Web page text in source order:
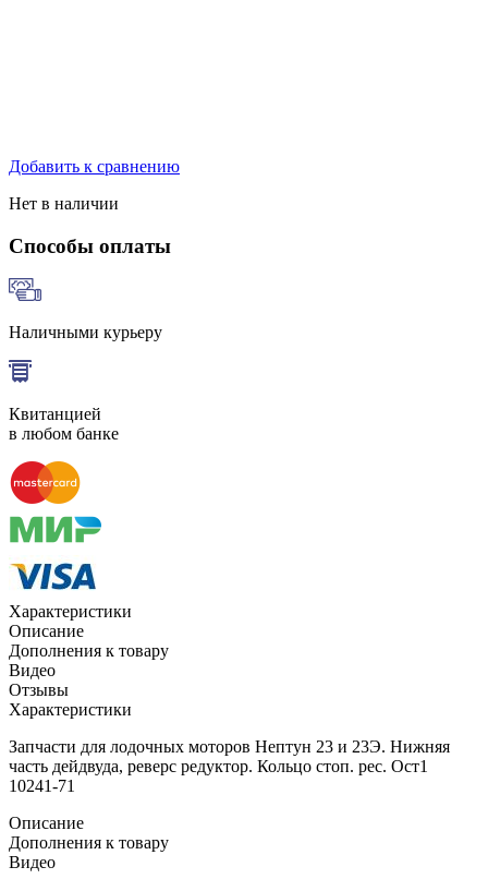
Добавить к сравнению
Нет в наличии
Способы оплаты
Наличными курьеру
Квитанцией
в любом банке
Характеристики
Описание
Дополнения к товару
Видео
Отзывы
Характеристики
Запчасти для лодочных моторов Нептун 23 и 23Э. Нижняя
часть дейдвуда, реверс редуктор. Кольцо стоп. рес. Ост1
10241-71
Описание
Дополнения к товару
Видео